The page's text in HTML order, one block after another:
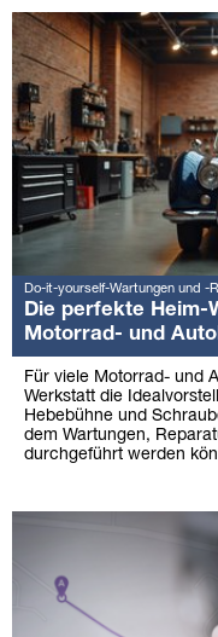
Do-it-yourself-Wartungen und -
Die perfekte Heim-
Motorrad- und
Für viele Motorrad- und
Werkstatt die
Hebebühne und
dem Wartungen,
durchgeführt werden